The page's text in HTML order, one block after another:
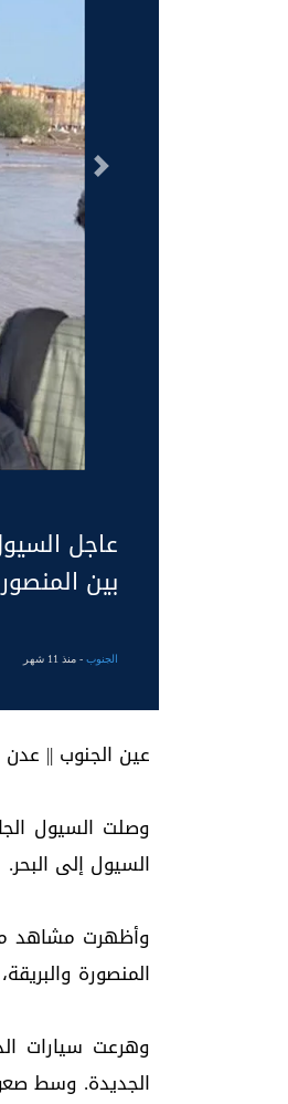
السابق
عاجل
بين
الجنوب- منذ 11 شهر
عين الجنوب || عدن
وصلت السيول
السيول إلى البحر.
وأظهرت مشاهد
المنصورة
وهرعت سيارات
الجديدة. وسط